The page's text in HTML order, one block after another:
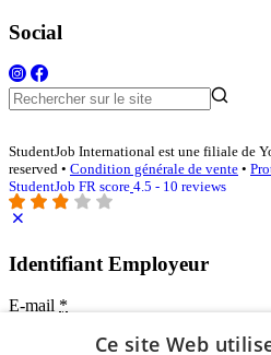
Social
StudentJob International est une filiale de
reserved • Condition générale de vente •
StudentJob FR score 4.5 - 10 reviews
Identifiant Employeur
E-mail *
Mot de passeCe site Web